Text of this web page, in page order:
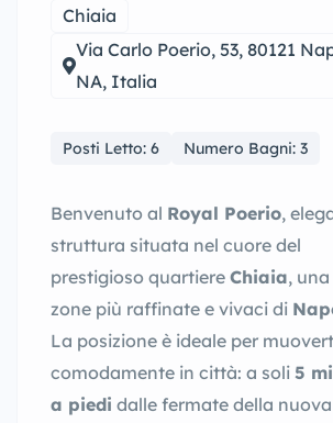
Chiaia
Via Carlo Poerio, 53, 80121
NA, Italia
Posti Letto: 6 Numero Bagni: 3
Benvenuto al Royal Poerio,
struttura situata nel cuore del
prestigioso quartiere Chiaia,
zone più raffinate e vivaci di
La posizione è ideale per
comodamente in città: a soli 5
a piedi dalle fermate della nuova